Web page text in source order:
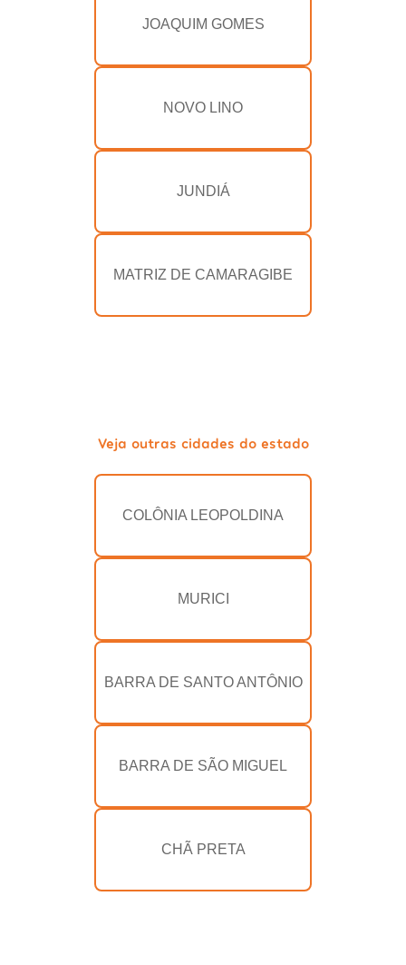
JOAQUIM GOMES
NOVO LINO
JUNDIÁ
MATRIZ DE CAMARAGIBE
Veja outras cidades do estado
COLÔNIA LEOPOLDINA
MURICI
BARRA DE SANTO ANTÔNIO
BARRA DE SÃO MIGUEL
CHÃ PRETA